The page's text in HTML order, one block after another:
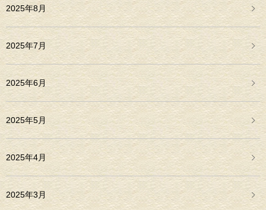
2025年8月
2025年7月
2025年6月
2025年5月
2025年4月
2025年3月